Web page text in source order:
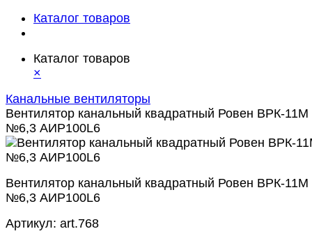
Каталог товаров
Каталог товаров
×
Канальные вентиляторы
Вентилятор канальный квадратный Ровен ВРК-11М
№6,3 АИР100L6
Вентилятор канальный квадратный Ровен ВРК-11М
№6,3 АИР100L6
Артикул: art.768